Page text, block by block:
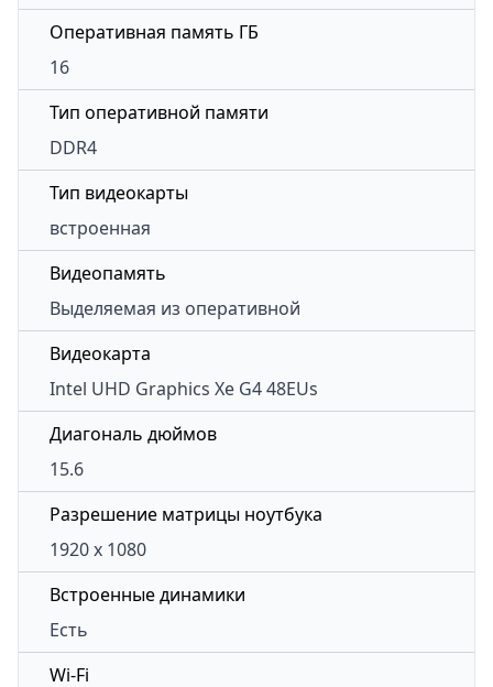
Оперативная память ГБ
16
Тип оперативной памяти
DDR4
Тип видеокарты
встроенная
Видеопамять
Выделяемая из оперативной
Видеокарта
Intel UHD Graphics Xe G4 48EUs
Диагональ дюймов
15.6
Разрешение матрицы ноутбука
1920 x 1080
Встроенные динамики
Есть
Wi-Fi